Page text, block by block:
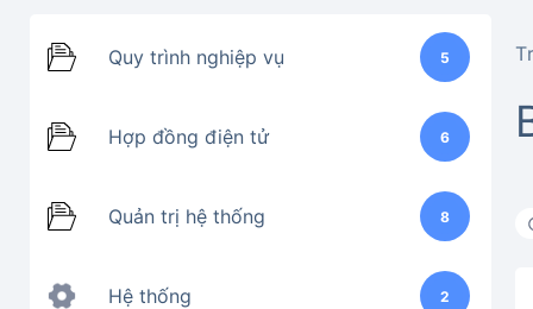
Quy trình nghiệp vụ 5
Hợp đồng điện tử 6
Quản trị hệ thống 8
Hệ thống 2